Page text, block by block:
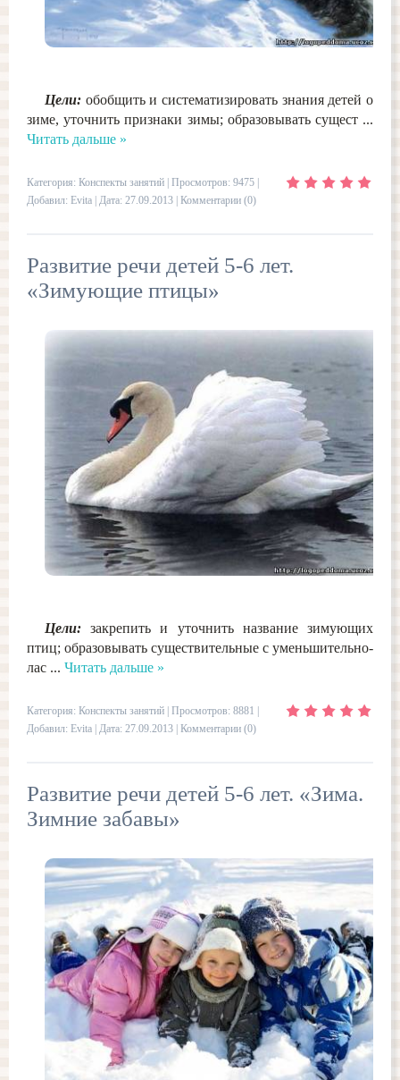
Цели: обобщить и систематизировать знания детей о
зиме, уточнить признаки зимы; образовывать сущест ...
Читать дальше »
Категория: Конспекты занятий | Просмотров: 9475 |
Добавил: Evita | Дата: 27.09.2013 Комментарии (0)
Развитие речи детей 5-6 лет.
«Зимующие птицы»
Цели:закрепить и уточнить название зимующих
птиц; образовывать существительные с уменьшительно-
лас ... Читать дальше »
Категория: Конспекты занятий | Просмотров: 8881 |
Добавил: Evita | Дата: 27.09.2013 Комментарии (0)
Развитие речи детей 5-6 лет. «Зима.
Зимние забавы»